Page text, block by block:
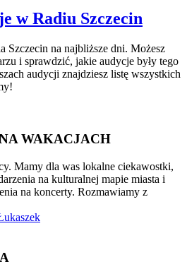
w Radiu Szczecin
Szczecin na najbliższe dni. Możesz
i sprawdzić, jakie audycje były tego
audycji znajdziesz listę wszystkich
WAKACJACH
Mamy dla was lokalne ciekawostki,
na kulturalnej mapie miasta i
na koncerty. Rozmawiamy z